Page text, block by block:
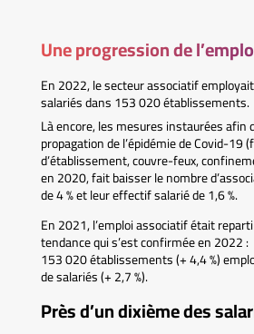
Une progression de
En 2022, le secteur associatif
salariés dans 153 020 établissements.
Là encore, les mesures instaurées afin
propagation de l’épidémie de Covid-19
d’établissement, couvre-feux,
en 2020, fait baisser le nombre
de 4 % et leur effectif salarié de 1,6 %.
En 2021, l’emploi associatif était
tendance qui s’est confirmée en 2022 :
153 020 établissements (+ 4,4 %)
de salariés (+ 2,7 %).
Près d’un dixième des